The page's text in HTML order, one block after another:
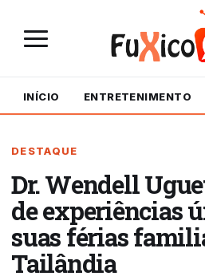
INÍCIO ENTRETENIMENTO
DESTAQUE
Dr. Wendell
de experiências
suas férias
Tailândia